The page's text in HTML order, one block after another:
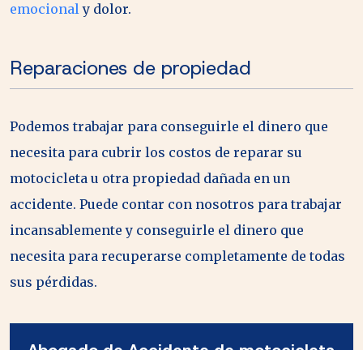
emocionaly dolor.
Reparaciones de propiedad
Podemos trabajar para conseguirle el dinero que
necesita para cubrir los costos de reparar su
motocicleta u otra propiedad dañada en un
accidente. Puede contar con nosotros para trabajar
incansablemente y conseguirle el dinero que
necesita para recuperarse completamente de todas
sus pérdidas.